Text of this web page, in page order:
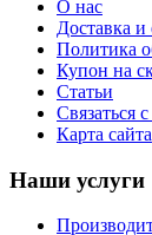
О нас
Доставка и
Политика
Купон на
Статьи
Связаться
Карта сайта
Наши услуги